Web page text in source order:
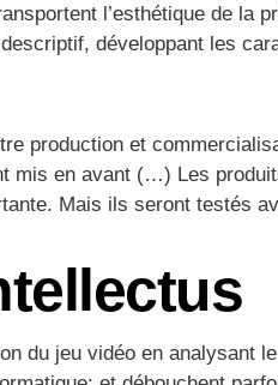
l’esthétique de la
développant les
production et
mis en avant (…) Les
Mais ils seront testés
du jeu vidéo en analysant